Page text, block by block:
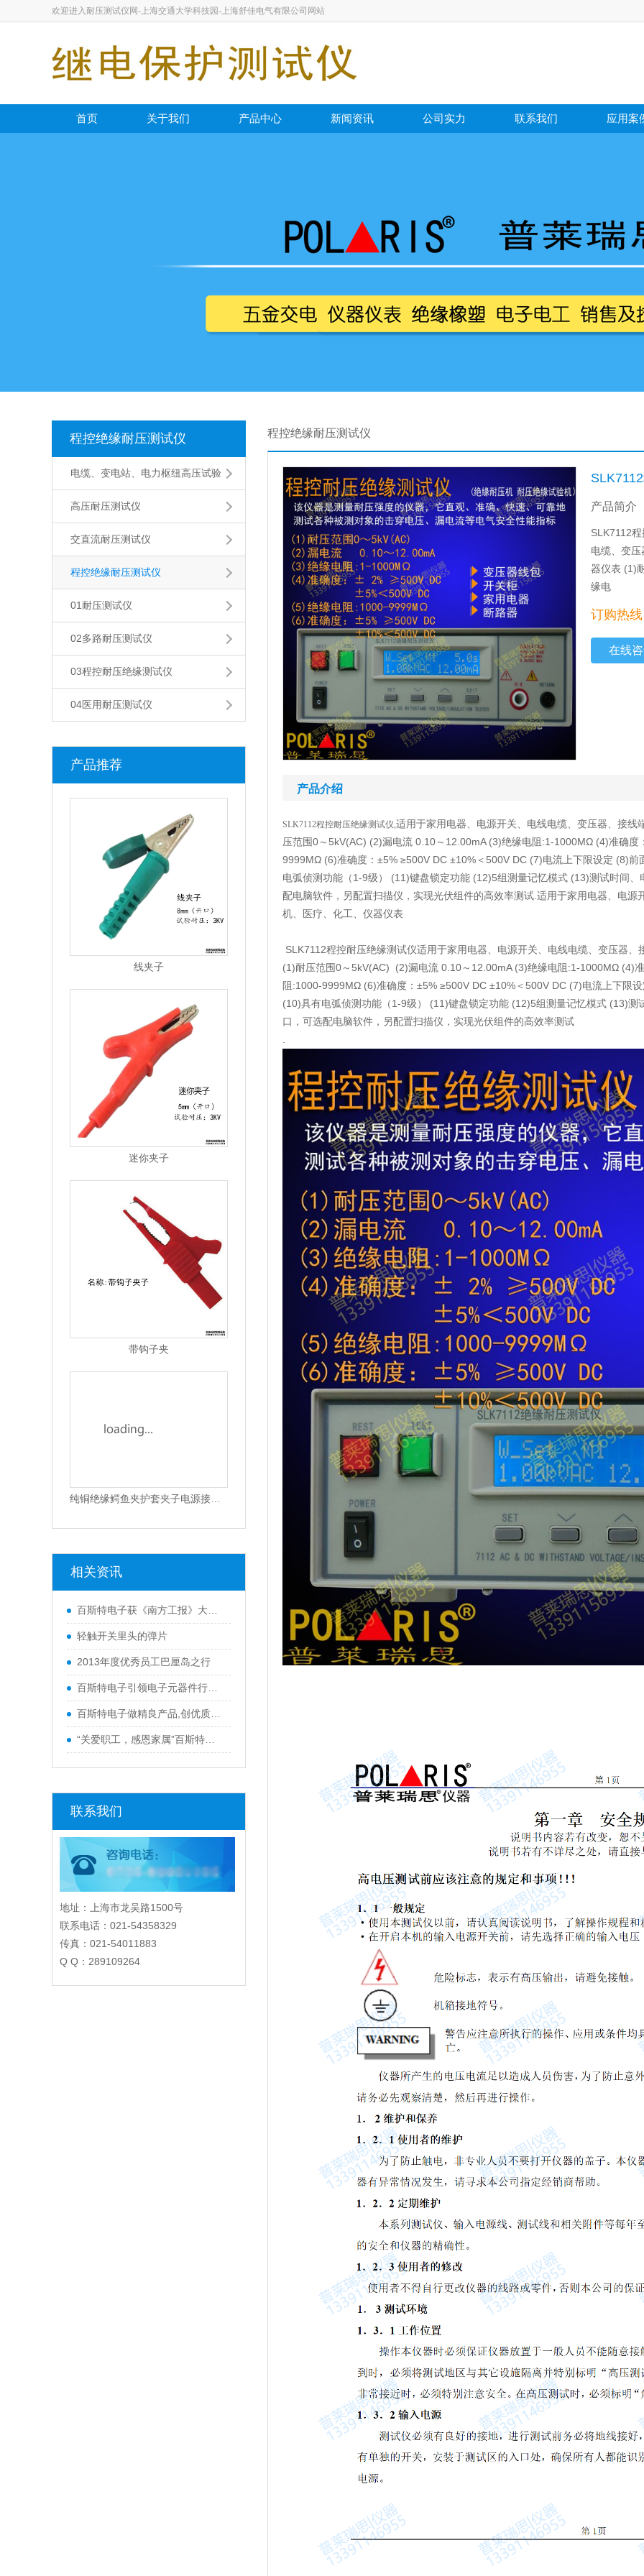
欢迎进入耐压测试仪网-上海交通大学科技园-上海舒佳电气有限公司网站
首页 关于我们 产品中心 新闻资讯 公司实力 联系我们 应用案
程控绝缘耐压测试仪
电缆、变电站、电力枢纽高压试验
高压耐压测试仪
交直流耐压测试仪
程控绝缘耐压测试仪
01耐压测试仪
02多路耐压测试仪
03程控耐压绝缘测试仪
04医用耐压测试仪
产品推荐
线夹子
迷你夹子
带钩子夹
相关资讯
百斯特电子获《南方工报》大篇幅报
轻触开关里头的弹片
2013年度优秀员工巴厘岛之行
百斯特电子引领电子元器件行业,产品
百斯特电子做精良产品,创优质品牌
“关爱职工，感恩家属”百斯特优秀
联系我们
地址：上海市龙吴路1500号
联系电话：021-54358329
传真：021-54011883
Q Q：289109264
程控绝缘耐压测试仪
产品简介
SLK7112
电缆、变
器仪表 (1)
缘电
订购热
在线
产品介绍
SLK7112程控耐压绝缘测试仪,适用于家用电器、电源开关、电线电缆、变压器、接
压范围0～5kV(AC) (2)漏电流 0.10～12.00mA (3)绝缘电阻:1-1000MΩ (4)准确
9999MΩ (6)准确度：±5% ≥500V DC ±10%＜500V DC (7)电流上下限设定 (8)
电弧侦测功能（1-9级） (11)键盘锁定功能 (12)5组测量记忆模式 (13)测试时间
配电脑软件，另配置扫描仪，实现光伏组件的高效率测试. 适用于家用电器、电源
机、医疗、化工、仪器仪表
SLK7112程控耐压绝缘测试仪适用于家用电器、电源开关、电线电缆、变压器
(1)耐压范围0～5kV(AC) (2)漏电流 0.10～12.00mA (3)绝缘电阻:1-1000MΩ (4)
阻:1000-9999MΩ (6)准确度：±5% ≥500V DC ±10%＜500V DC (7)电流上下限
(10)具有电弧侦测功能（1-9级） (11)键盘锁定功能 (12)5组测量记忆模式 (13)
口，可选配电脑软件，另配置扫描仪，实现光伏组件的高效率测试